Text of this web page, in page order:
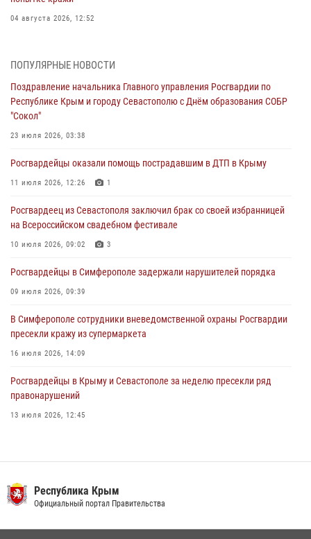
04 августа 2026, 12:52
мужчину
Росгвардия в Крыму и Севастополе задержала ряд
правонарушителей
03 августа 2026, 14:08
В Симферополе росгвардейцы задержали гражданина,
подозреваемого в совершении серии краж
Росгвардейцы оперативно задержали нарушителя на охраняемом
объекте в Севастополе
ПОПУЛЯРНЫЕ НОВОСТИ
Поздравление начальника Главного управления Росгвардии по
Республике Крым и городу Севастополю с Днём образования СОБР
"Сокол"
23 июля 2026, 03:38
Росгвардейцы оказали помощь пострадавшим в ДТП в Крыму
11 июля 2026, 12:26 1
Росгвардеец из Севастополя заключил брак со своей избранницей
на Всероссийском свадебном фестивале
10 июля 2026, 09:02 3
Росгвардейцы в Симферополе задержали нарушителей порядка
09 июля 2026, 09:39
В Симферополе сотрудники вневедомственной охраны Росгвардии
пресекли кражу из супермаркета
16 июля 2026, 14:09
Росгвардейцы в Крыму и Севастополе за неделю пресекли ряд
правонарушений
13 июля 2026, 12:45
В Ялте росгвардейцы задержали подозреваемого в краже
Республика Крым
Официальный портал Правительства